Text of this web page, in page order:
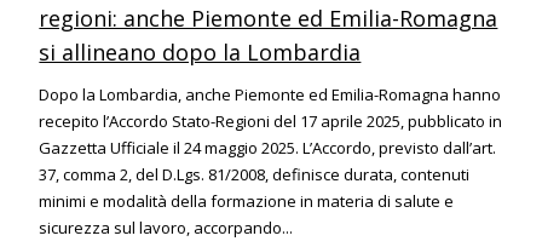
regioni: anche Piemonte ed Emilia-Romagna
si allineano dopo la Lombardia
Dopo la Lombardia, anche Piemonte ed Emilia-Romagna hanno
recepito l’Accordo Stato-Regioni del 17 aprile 2025, pubblicato in
Gazzetta Ufficiale il 24 maggio 2025. L’Accordo, previsto dall’art.
37, comma 2, del D.Lgs. 81/2008, definisce durata, contenuti
minimi e modalità della formazione in materia di salute e
sicurezza sul lavoro, accorpando...